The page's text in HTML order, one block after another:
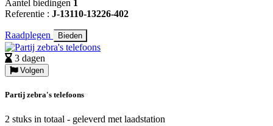
Aantel biedingen 1
Referentie : J-13110-13226-402
Raadplegen Bieden
3 dagen
Volgen
Partij zebra's telefoons
2 stuks in totaal - geleverd met laadstation